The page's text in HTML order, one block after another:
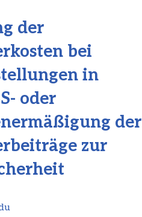
der
bei
in
oder
der
zur